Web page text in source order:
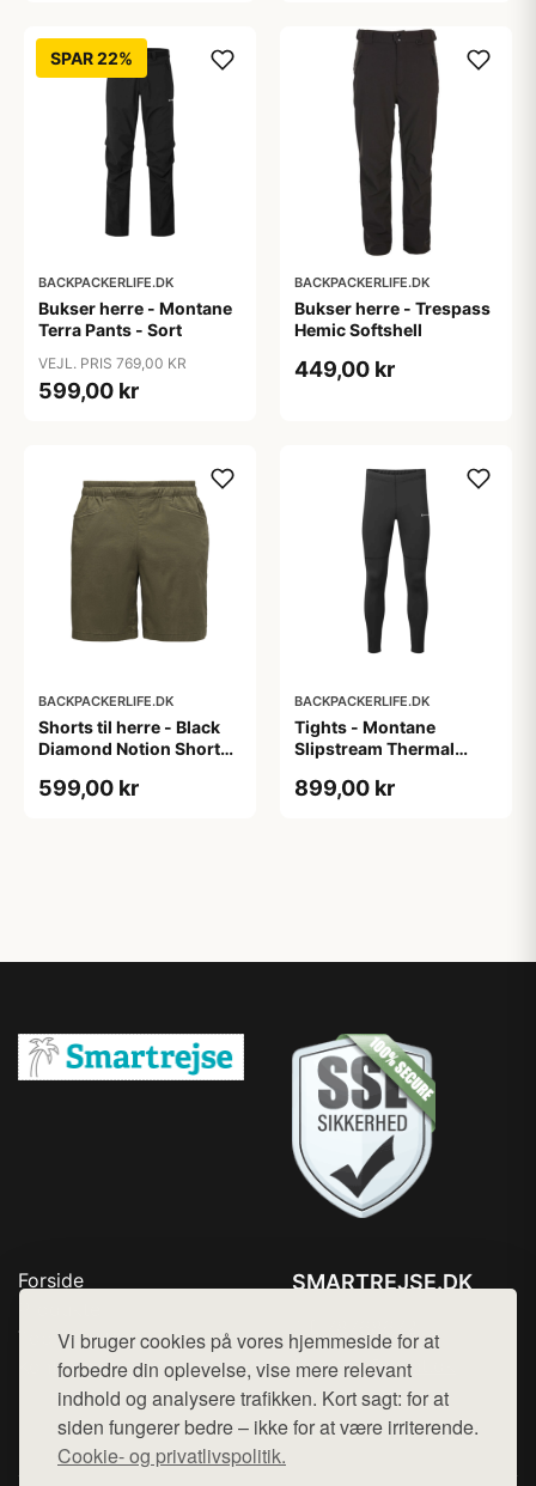
Vi bruger cookies på vores hjemmeside for at
forbedre din oplevelse, vise mere relevant
indhold og analysere trafikken. Kort sagt: for at
siden fungerer bedre – ikke for at være irriterende.
Cookie- og privatlivspolitik.
SPAR 22%
BACKPACKERLIFE.DK
Bukser herre - Montane
Terra Pants - Sort
VEJL. PRIS 769,00 KR
599,00 kr
BACKPACKERLIFE.DK
Bukser herre - Trespass
Hemic Softshell
449,00 kr
BACKPACKERLIFE.DK
Shorts til herre - Black
Diamond Notion Shorts -
599,00 kr
BACKPACKERLIFE.DK
Tights - Montane
Slipstream Thermal
899,00 kr
Forside
Top Rabatter
Kontakt
SMARTREJSE.DK
Mail: hej@want.dk
Cookie- og privatlivspolitik